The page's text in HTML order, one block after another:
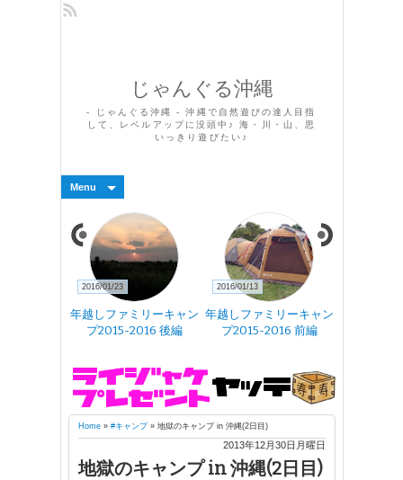
じゃんぐる沖縄
- じゃんぐる沖縄 - 沖縄で自然遊びの達人目指
して、レベルアップに没頭中♪ 海・川・山、思
いっきり遊びたい♪
Menu
年越しファミリーキャン
プ2015-2016 後編
2016/01/23
年越しファミリーキャン
プ2015-2016 前編
2016/01/13
Home» #キャンプ» 地獄のキャンプ in 沖縄(2日目)
2013年12月30日月曜日
地獄のキャンプ in 沖縄(2日目)